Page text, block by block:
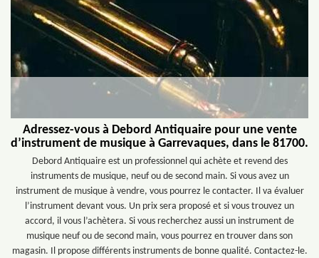
Adressez-vous à Debord Antiquaire pour une vente
d’instrument de musique à Garrevaques, dans le 81700.
Debord Antiquaire est un professionnel qui achète et revend des
instruments de musique, neuf ou de second main. Si vous avez un
instrument de musique à vendre, vous pourrez le contacter. Il va évaluer
l’instrument devant vous. Un prix sera proposé et si vous trouvez un
accord, il vous l’achètera. Si vous recherchez aussi un instrument de
musique neuf ou de second main, vous pourrez en trouver dans son
magasin. Il propose différents instruments de bonne qualité. Contactez-le.